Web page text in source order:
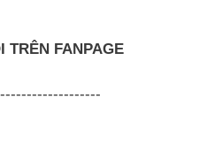
TRÊN FANPAGE